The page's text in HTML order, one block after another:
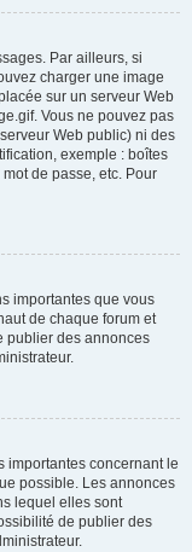
Par ailleurs, si
charger une image
sur un serveur Web
Vous ne pouvez pas
Web public) ni des
exemple : boîtes
de passe, etc. Pour
importantes que vous
de chaque forum et
publier des annonces
importantes concernant le
possible. Les annonces
lequel elles sont
de publier des